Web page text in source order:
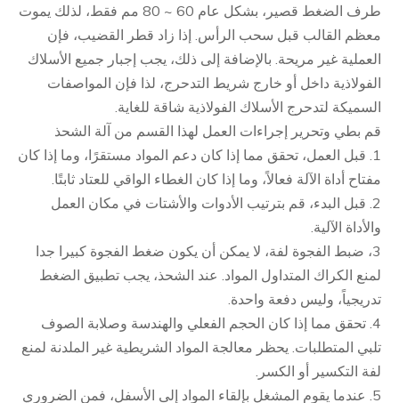
طرف الضغط قصير، بشكل عام 60 ~ 80 مم فقط، لذلك يموت
معظم القالب قبل سحب الرأس. إذا زاد قطر القضيب، فإن
العملية غير مريحة. بالإضافة إلى ذلك، يجب إجبار جميع الأسلاك
الفولاذية داخل أو خارج شريط التدحرج، لذا فإن المواصفات
السميكة لتدحرج الأسلاك الفولاذية شاقة للغاية.
قم بطي وتحرير إجراءات العمل لهذا القسم من آلة الشحذ
1. قبل العمل، تحقق مما إذا كان دعم المواد مستقرًا، وما إذا كان
مفتاح أداة الآلة فعالاً، وما إذا كان الغطاء الواقي للعتاد ثابتًا.
2. قبل البدء، قم بترتيب الأدوات والأشتات في مكان العمل
والأداة الآلية.
3، ضبط الفجوة لفة، لا يمكن أن يكون ضغط الفجوة كبيرا جدا
لمنع الكراك المتداول المواد. عند الشحذ، يجب تطبيق الضغط
تدريجياً، وليس دفعة واحدة.
4. تحقق مما إذا كان الحجم الفعلي والهندسة وصلابة الصوف
تلبي المتطلبات. يحظر معالجة المواد الشريطية غير الملدنة لمنع
لفة التكسير أو الكسر.
5. عندما يقوم المشغل بإلقاء المواد إلى الأسفل، فمن الضروري